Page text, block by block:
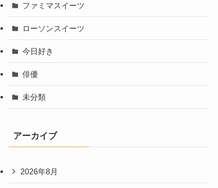
ファミマスイーツ
ローソンスイーツ
今日好き
俳優
未分類
アーカイブ
2026年8月